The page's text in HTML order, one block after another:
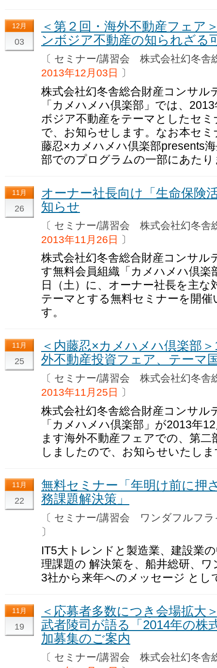
12月
03
＜第２回・海外不動産フェア
ンボジア不動産の知られざる
〔 セミナー/講習会 株式会社幻冬
2013年12月03日
〕
株式会社幻冬舎総合財産コンサル
「カメハメハ倶楽部」では、
ボジア不動産をテーマとしたセ
で、お知らせします。なお本セ
藤忍×カメハメハ倶楽部presents
部でのプログラムの一部にあたり
11月
26
オーナー社長向け「生命保険
知らせ
〔 セミナー/講習会 株式会社幻冬
2013年11月26日
〕
株式会社幻冬舎総合財産コンサ
す無料会員組織「カメハメハ倶楽
日（土）に、オーナー社長を主な
テーマとする無料セミナーを開
す。
11月
25
＜内藤忍×カメハメハ倶楽部
外不動産投資フェア、テーマ
〔 セミナー/講習会 株式会社幻冬
2013年11月25日
〕
株式会社幻冬舎総合財産コンサル
「カメハメハ倶楽部」が2013年
ます海外不動産フェアでの、第
しましたので、お知らせいたし
11月
22
無料セミナー「年明け前に押
務課題解決策」
〔 セミナー/講習会 ワンダフルフ
〕
IT5大トレンドと製造業、建設業
理課題の 解決策を、船井総研、
3社から来年へのメッセージ とし
11月
19
＜応募者多数につき会場拡大
武者陵司が語る「2014年の株
加募集のご案内
〔 セミナー/講習会 株式会社幻冬